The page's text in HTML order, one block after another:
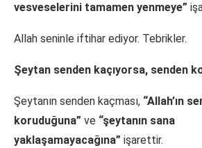
vesveselerini tamamen yenmeye”
Allah seninle iftihar ediyor. Tebrikler.
Şeytan senden kaçıyorsa, senden
Şeytanın senden kaçması, “Allah’ın
koruduğuna” ve “şeytanın sana
yaklaşamayacağına” işarettir.